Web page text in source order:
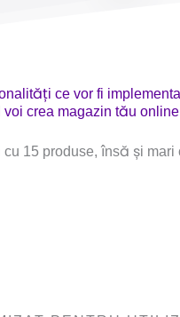
ce vor fi
voi crea magazin tău online
15 produse, însă și mari